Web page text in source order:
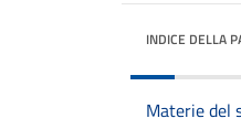
INDICE DELLA
Materie del